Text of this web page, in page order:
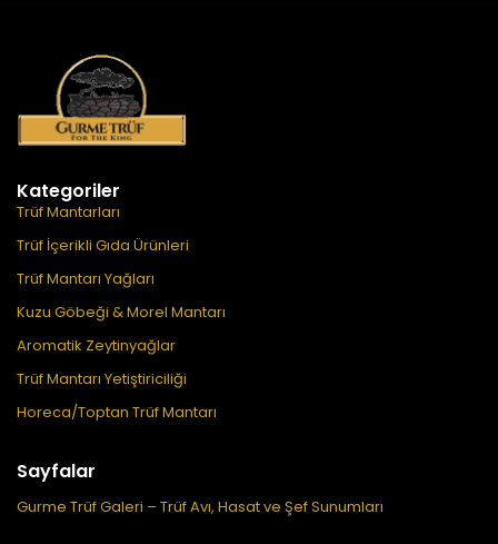
Kategoriler
Trüf Mantarları
Trüf İçerikli Gıda Ürünleri
Trüf Mantarı Yağları
Kuzu Göbeği & Morel Mantarı
Aromatik Zeytinyağlar
Trüf Mantarı Yetiştiriciliği
Horeca/Toptan Trüf Mantarı
Sayfalar
Gurme Trüf Galeri – Trüf Avı, Hasat ve Şef Sunumları